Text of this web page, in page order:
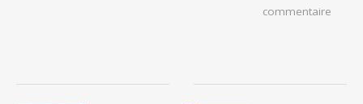
commentaire